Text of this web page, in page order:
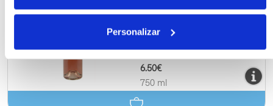
Personalizar
6.50€
750 ml